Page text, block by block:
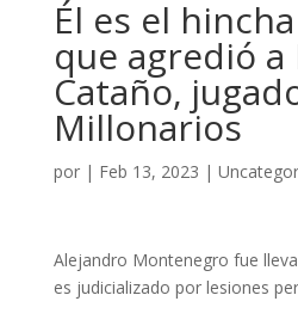
Él es el
que agredió a
Cataño,
Millonarios
por | Feb 13, 2023 |
Alejandro Montenegro fue
es judicializado por lesiones